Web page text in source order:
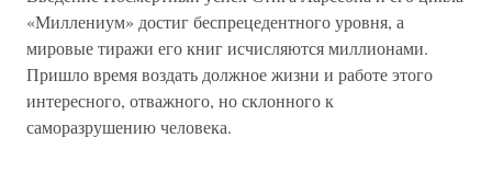
«Миллениум» достиг беспрецедентного уровня, а
мировые тиражи его книг исчисляются миллионами.
Пришло время воздать должное жизни и работе этого
интересного, отважного, но склонного к
саморазрушению человека.